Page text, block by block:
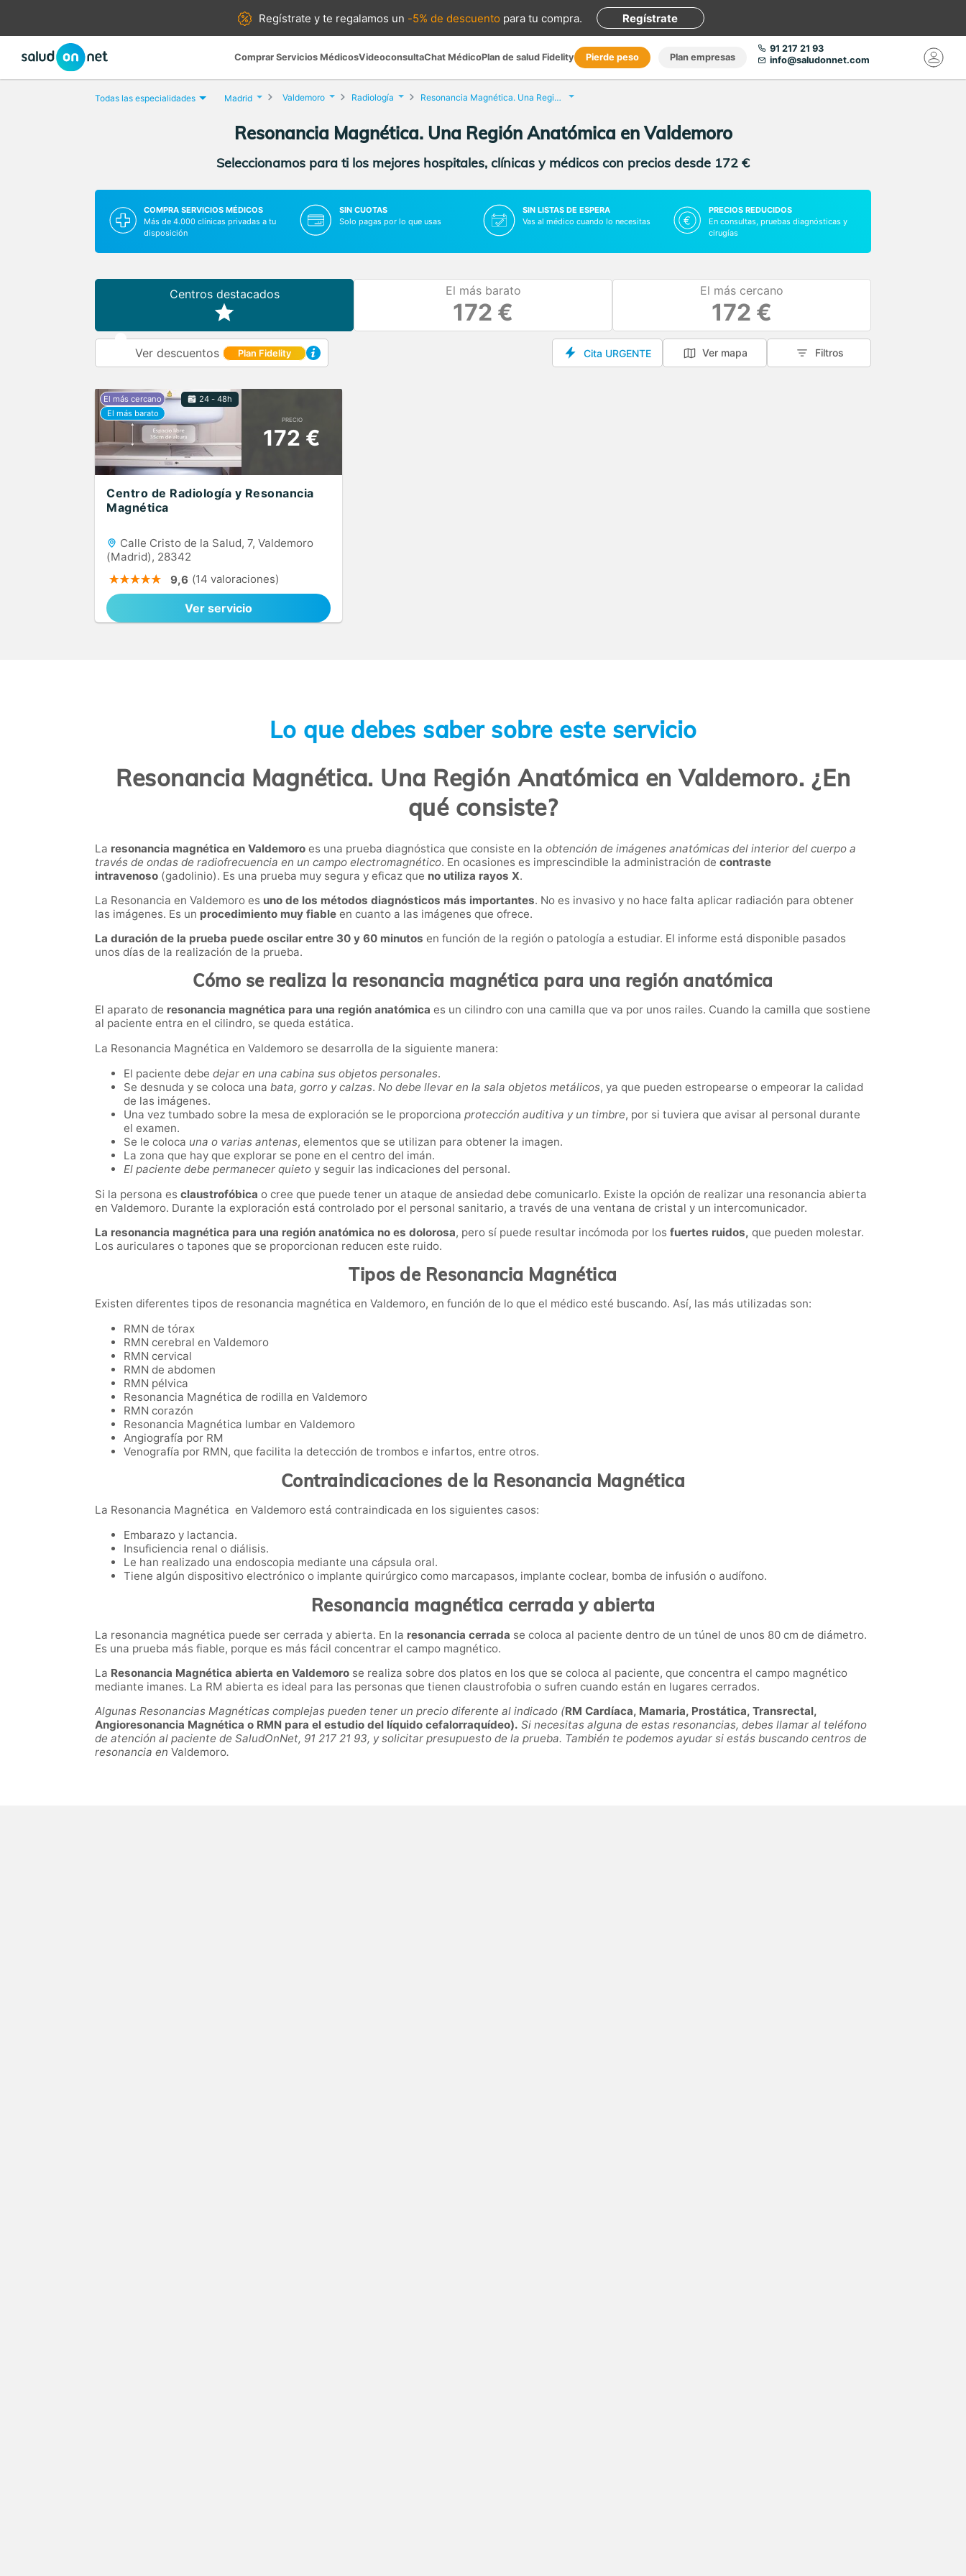
Regístrate yte regalamos un -5% de descuento para tu compra. Regístrate
Comprar Servicios MédicosVideoconsultaChat MédicoPlan de salud Fidelity Pierde peso Plan empresas
91 217 21 93
info@saludonnet.com
Todas las especialidades Madrid Valdemoro Radiología Resonancia Magnética. Una Región Anatómica
Resonancia Magnética. Una Región Anatómica en Valdemoro
Seleccionamos para ti los mejores hospitales, clínicas y médicos con precios desde 172 €
COMPRA SERVICIOS MÉDICOS
Más de 4.000 clínicas privadas a tu
disposición
SIN CUOTAS
Solo pagas por lo que usas
SIN LISTAS DE ESPERA
Vas al médico cuando lo necesitas
PRECIOS REDUCIDOS
En consultas, pruebas diagnósticas y
cirugías
Centros destacados El más barato
172 €
El más cercano
172 €
Ver descuentos Plan Fidelity Cita URGENTE Ver mapa Filtros
24 - 48h
PRECIO
172 €
Centro de Radiología y Resonancia
Magnética
Calle Cristo de la Salud, 7, Valdemoro
(Madrid), 28342
9,6 (14 valoraciones)
Ver servicio
Lo que debes saber sobre este servicio
Resonancia Magnética. Una Región Anatómica en Valdemoro. ¿En
qué consiste?
La resonancia magnética en Valdemoro es una prueba diagnóstica que consiste en la obtención de imágenes anatómicas del interior del cuerpo a
través de ondas de radiofrecuencia en un campo electromagnético. En ocasiones es imprescindible la administración de contraste
intravenoso (gadolinio). Es una prueba muy segura y eficaz que no utiliza rayos X.
La Resonancia en Valdemoro es uno de los métodos diagnósticos más importantes. No es invasivo y no hace falta aplicar radiación para obtener
las imágenes. Es un procedimiento muy fiable en cuanto a las imágenes que ofrece.
La duración de la prueba puede oscilar entre 30 y 60 minutos en función de la región o patología a estudiar. El informe está disponible pasados
unos días de la realización de la prueba.
Cómo se realiza la resonancia magnética para una región anatómica
El aparato de resonancia magnética para una región anatómica es un cilindro con una camilla que va por unos railes. Cuando la camilla que sostiene
al paciente entra en el cilindro, se queda estática.
La Resonancia Magnética en Valdemoro se desarrolla de la siguiente manera:
El paciente debe dejar en una cabina sus objetos personales.
Se desnuda y se coloca una bata, gorro y calzas. No debe llevar en la sala objetos metálicos, ya que pueden estropearse o empeorar la calidad
de las imágenes.
Una vez tumbado sobre la mesa de exploración se le proporciona protección auditiva y un timbre, por si tuviera que avisar al personal durante
el examen.
Se le coloca una o varias antenas, elementos que se utilizan para obtener la imagen.
La zona que hay que explorar se pone en el centro del imán.
El paciente debe permanecer quieto y seguir las indicaciones del personal.
Si la persona es claustrofóbica o cree que puede tener un ataque de ansiedad debe comunicarlo. Existe la opción de realizar una resonancia abierta
en Valdemoro. Durante la exploración está controlado por el personal sanitario, a través de una ventana de cristal y un intercomunicador.
La resonancia magnética para una región anatómica no es dolorosa, pero sí puede resultar incómoda por los fuertes ruidos, que pueden molestar.
Los auriculares o tapones que se proporcionan reducen este ruido.
Tipos de Resonancia Magnética
Existen diferentes tipos de resonancia magnética en Valdemoro, en función de lo que el médico esté buscando. Así, las más utilizadas son:
RMN de tórax
RMN cerebral en Valdemoro
RMN cervical
RMN de abdomen
RMN pélvica
Resonancia Magnética de rodilla en Valdemoro
RMN corazón
Resonancia Magnética lumbar en Valdemoro
Angiografía por RM
Venografía por RMN, que facilita la detección de trombos e infartos, entre otros.
Contraindicaciones de la Resonancia Magnética
La Resonancia Magnética en Valdemoro está contraindicada en los siguientes casos:
Embarazo y lactancia.
Insuficiencia renal o diálisis.
Le han realizado una endoscopia mediante una cápsula oral.
Tiene algún dispositivo electrónico o implante quirúrgico como marcapasos, implante coclear, bomba de infusión o audífono.
Resonancia magnética cerrada y abierta
La resonancia magnética puede ser cerrada y abierta. En la resonancia cerrada se coloca al paciente dentro de un túnel de unos 80 cm de diámetro.
Es una prueba más fiable, porque es más fácil concentrar el campo magnético.
La Resonancia Magnética abierta en Valdemoro se realiza sobre dos platos en los que se coloca al paciente, que concentra el campo magnético
mediante imanes. La RM abierta es ideal para las personas que tienen claustrofobia o sufren cuando están en lugares cerrados.
Algunas Resonancias Magnéticas complejas pueden tener un precio diferente al indicado (RM Cardíaca, Mamaria, Prostática, Transrectal,
Angioresonancia Magnética o RMN para el estudio del líquido cefalorraquídeo). Si necesitas alguna de estas resonancias, debes llamar al teléfono
de atención al paciente de SaludOnNet, 91 217 21 93, y solicitar presupuesto de la prueba. También te podemos ayudar si estás buscando centros de
resonancia en Valdemoro.